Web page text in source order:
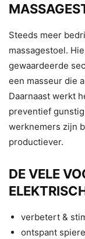
Steeds meer
massagestoel.
gewaardeerde
een masseur die
Daarnaast werkt
preventief
werknemers zijn
productiever.
DE VELE
verbetert &
ontspant